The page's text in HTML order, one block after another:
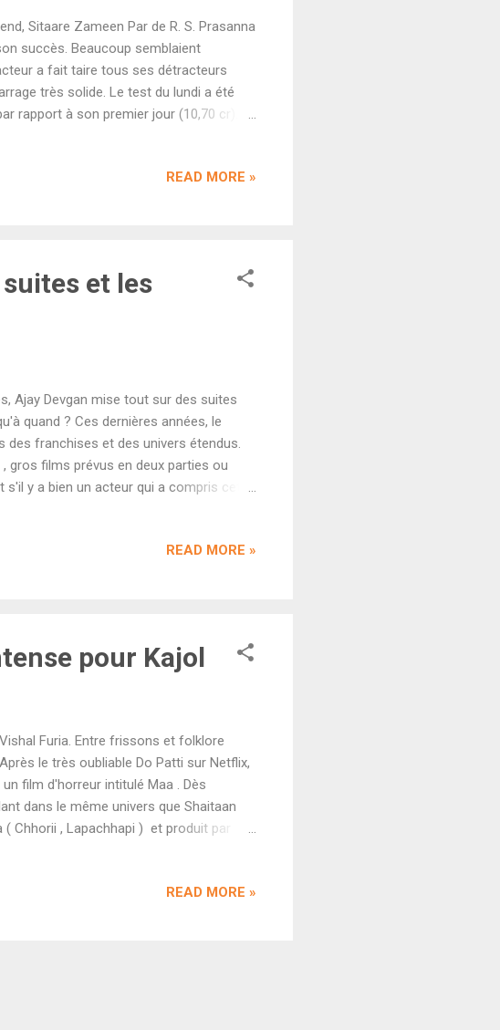
Sitaare Zameen Par de R. S. Prasanna
succès. Beaucoup semblaient
a fait taire tous ses détracteurs
très solide. Le test du lundi a été
rapport à son premier jour (10,70 cr). Et
crores sera passé dès samedi et les
READ MORE »
et les
Ajay Devgan mise tout sur des suites
quand ? Ces dernières années, le
des franchises et des univers étendus.
gros films prévus en deux parties ou
y a bien un acteur qui a compris cet
contre un seul film original. Dès cette
READ MORE »
pour Kajol
Furia. Entre frissons et folklore
le très oubliable Do Patti sur Netflix,
film d'horreur intitulé Maa . Dès
dans le même univers que Shaitaan
Chhorii , Lapachhapi ) et produit par
bande-annonce de Maa . En pleine mode
READ MORE »